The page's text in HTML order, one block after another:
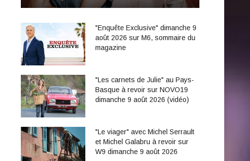
"Enquête Exclusive" dimanche 9
août 2026 sur M6, sommaire du
magazine
"Les carnets de Julie" au Pays-
Basque à revoir sur NOVO19
dimanche 9 août 2026 (vidéo)
"Le viager" avec Michel Serrault
et Michel Galabru à revoir sur
W9 dimanche 9 août 2026